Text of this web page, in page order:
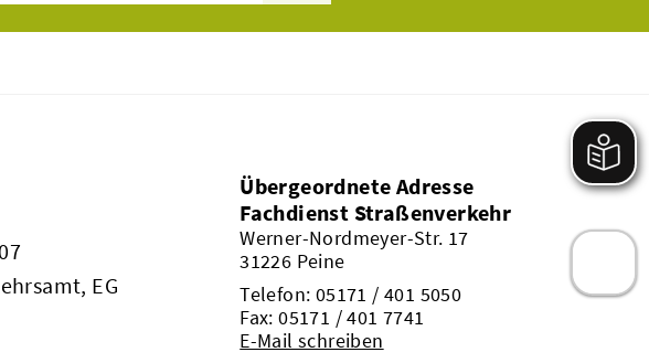
EG
Übergeordnete Adresse
Fachdienst Straßenverkehr
Werner-Nordmeyer-Str. 17
31226 Peine
Telefon: 05171 / 401 5050
Fax: 05171 / 401 7741
E-Mail schreiben